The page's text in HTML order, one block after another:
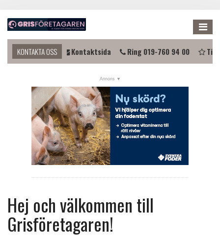
NYHETER
KALENDER
LÄNKAR
ANNONSERA
PRENUMERERA
OM OSS
KONTAKTA OSS
komma i kontakt? Kontaktsida Ring 019-760 94 00
Hej och välkommen till
Grisföretagaren!